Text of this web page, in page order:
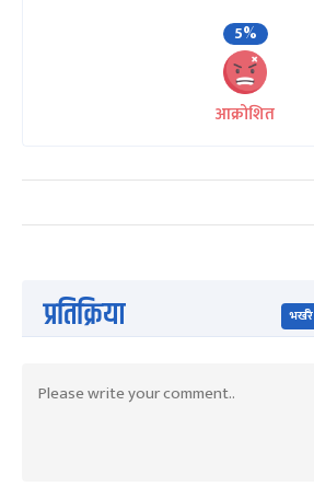
5%
आक्रोशित
प्रतिक्रिया भर्खरै